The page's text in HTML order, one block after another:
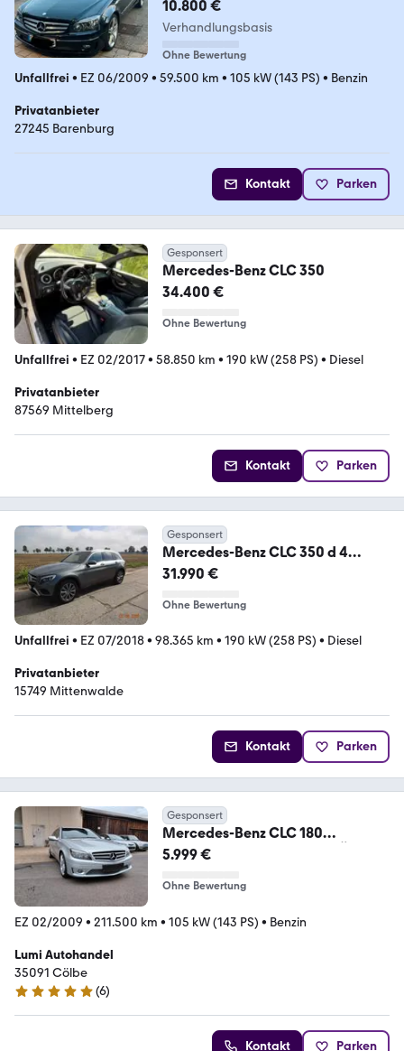
10.800 €
Verhandlungsbasis
Ohne Bewertung
Unfallfrei • EZ 06/2009 • 59.500 km • 105 kW (143 PS) • Benzin
Privatanbieter
27245 Barenburg
Kontakt Parken
Gesponsert
Mercedes-Benz CLC 350
34.400 €
Ohne Bewertung
Unfallfrei • EZ 02/2017• 58.850 km • 190 kW (258 PS) • Diesel
Privatanbieter
87569 Mittelberg
Kontakt Parken
Gesponsert
Mercedes-Benz CLC 350 d 4
Matic
31.990 €
Ohne Bewertung
Unfallfrei • EZ 07/2018• 98.365 km • 190 kW (258 PS) • Diesel
Privatanbieter
15749 Mittenwalde
Kontakt Parken
Gesponsert
Mercedes-Benz CLC 180
Kompressor 1. Hand* Neu TÜV
5.999 €
Ohne Bewertung
EZ 02/2009 • 211.500 km • 105 kW (143 PS) • Benzin
Lumi Autohandel
35091 Cölbe
4.9 Sterne
(6)
Kontakt Parken